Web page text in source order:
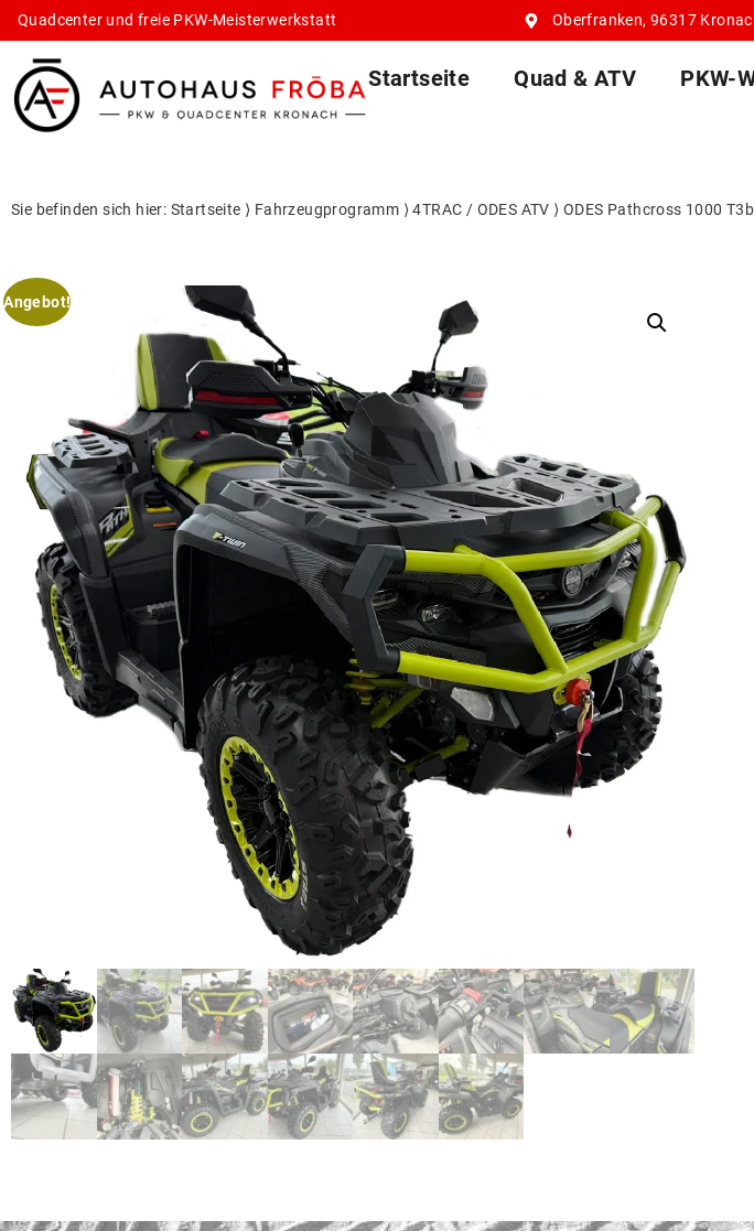
Quadcenter und freie PKW-Meisterwerkstatt Oberfranken, 96317
Startseite Quad & ATV PKW-
Sie befinden sich hier: Startseite ⟩ Fahrzeugprogramm ⟩4TRAC / ODES ATV ⟩ODES Pathcross 1000
Angebot!